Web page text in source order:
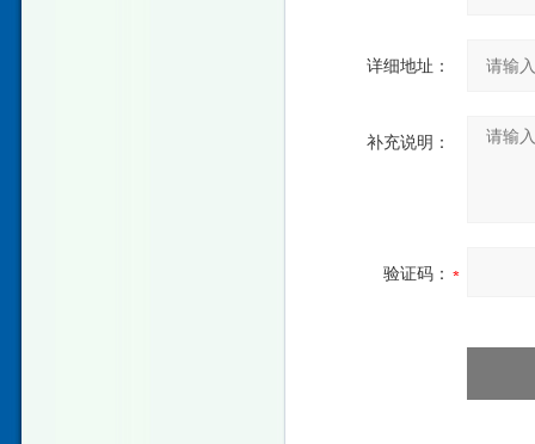
详细地址：
补充说明：
验证码：